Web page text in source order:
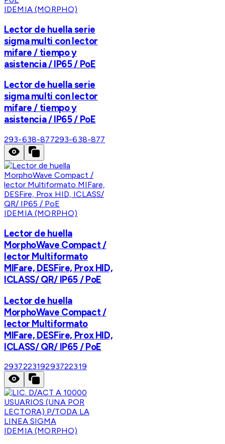
IDEMIA (MORPHO)
Lector de huella serie
sigma multi con lector
mifare / tiempo y
asistencia / IP65 / PoE
Lector de huella serie
sigma multi con lector
mifare / tiempo y
asistencia / IP65 / PoE
293-638-877293-638-877
IDEMIA (MORPHO)
Lector de huella
MorphoWave Compact /
lector Multiformato
MIFare, DESFire, Prox HID,
ICLASS/ QR/ IP65 / PoE
Lector de huella
MorphoWave Compact /
lector Multiformato
MIFare, DESFire, Prox HID,
ICLASS/ QR/ IP65 / PoE
293722319293722319
IDEMIA (MORPHO)